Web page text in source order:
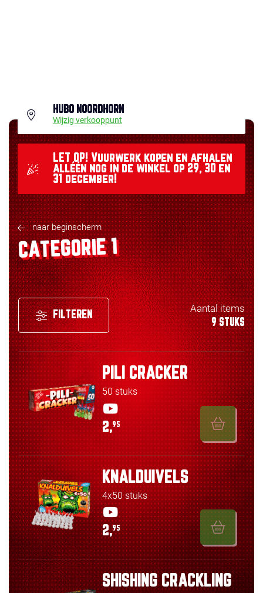
HUBO NOORDHORN
Wijzig verkooppunt
LET OP! Vuurwerk kopen en afhalen
alléén nog in de winkel op 29, 30 en
31 december!
naar beginscherm
CATEGORIE 1
FILTEREN
Aantal items
9 STUKS
PILI CRACKER
50 stuks
2,95
KNALDUIVELS
4x50 stuks
2,95
SHISHING CRACKLING